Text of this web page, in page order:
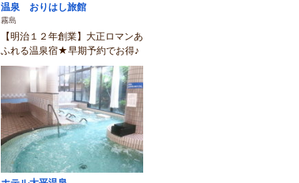
温泉 おりはし旅館
霧島
【明治１２年創業】大正ロマンあ
ふれる温泉宿★早期予約でお得♪